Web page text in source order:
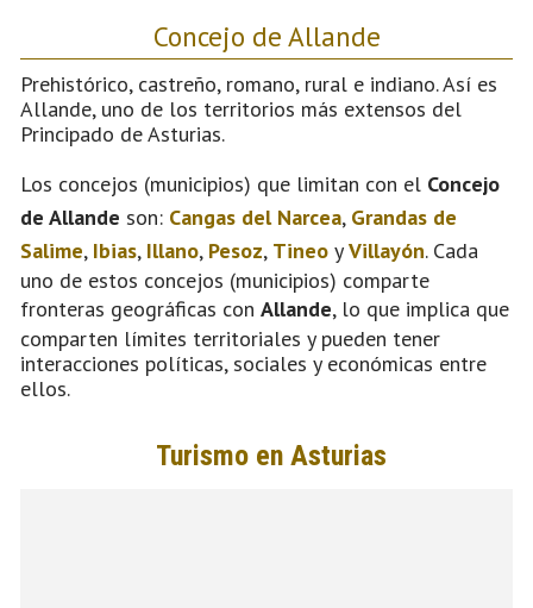
Concejo de Allande
Prehistórico, castreño, romano, rural e indiano. Así es
Allande, uno de los territorios más extensos del
Principado de Asturias.
Los concejos (municipios) que limitan con el Concejo
de Allande son: Cangas del Narcea, Grandas de
Salime, Ibias, Illano, Pesoz, Tineo yVillayón. Cada
uno de estos concejos (municipios) comparte
fronteras geográficas con Allande, lo que implica que
comparten límites territoriales y pueden tener
interacciones políticas, sociales y económicas entre
ellos.